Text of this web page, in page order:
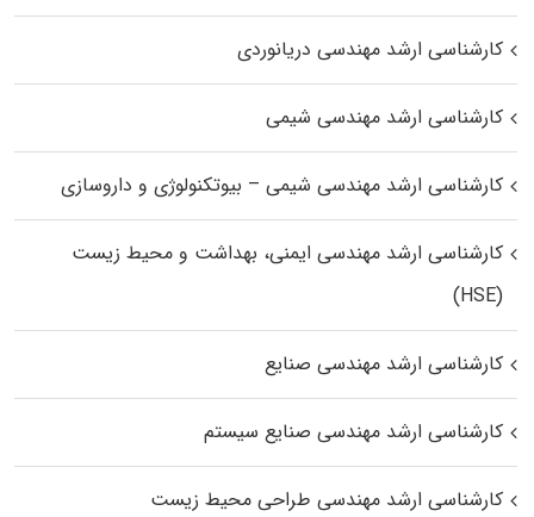
کارشناسی ارشد مهندسی دریانوردی
کارشناسی ارشد مهندسی شیمی
کارشناسی ارشد مهندسی شیمی – بیوتکنولوژی و داروسازی
کارشناسی ارشد مهندسی ایمنی، بهداشت و محیط زیست
(HSE)
کارشناسی ارشد مهندسی صنایع
کارشناسی ارشد مهندسی صنایع سیستم
کارشناسی ارشد مهندسی طراحی محیط زیست